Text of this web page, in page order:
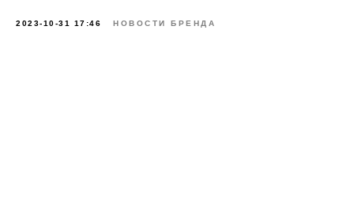
2023-10-31 17:46 НОВОСТИ БРЕНДА